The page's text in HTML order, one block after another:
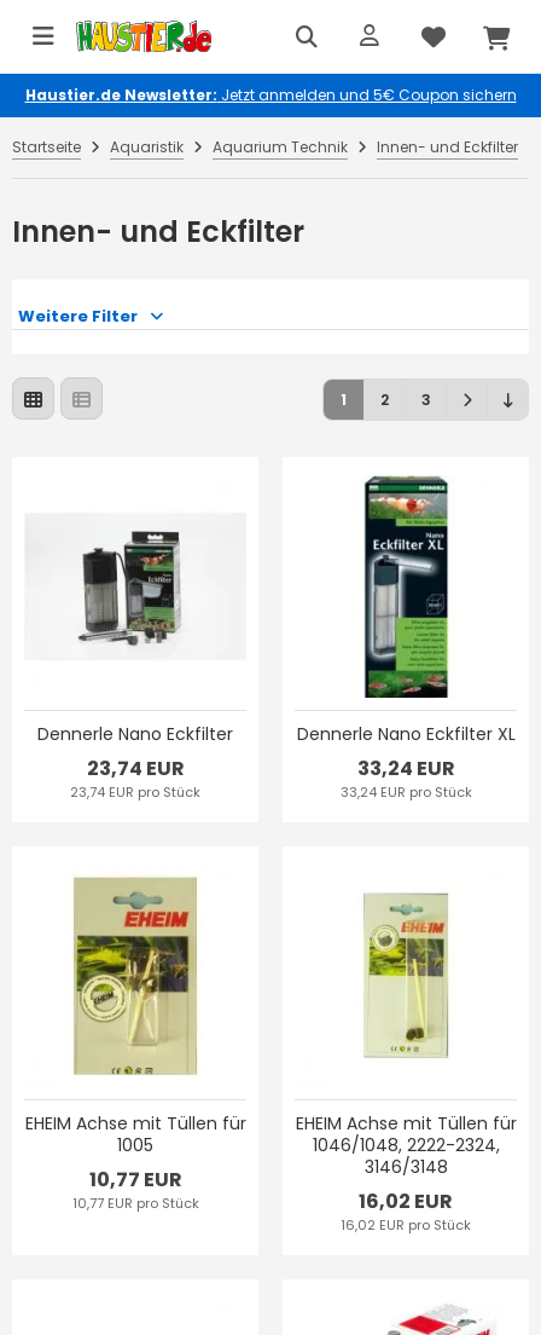
Haustier.de Newsletter: Jetzt anmelden und 5€ Coupon sichern
Startseite Aquaristik Aquarium Technik Innen- und Eckfilter
Innen- und Eckfilter
Weitere Filter
1 2 3
Dennerle Nano Eckfilter
23,74 EUR
23,74 EUR pro Stück
Dennerle Nano Eckfilter XL
33,24 EUR
33,24 EUR pro Stück
EHEIM Achse mit Tüllen für
1005
10,77 EUR
10,77 EUR pro Stück
EHEIM Achse mit Tüllen für
1046/1048, 2222-2324,
3146/3148
16,02 EUR
16,02 EUR pro Stück